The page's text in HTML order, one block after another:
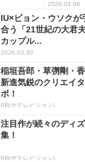
2026.04.06
IU×ビョン・ウソクが
合う「21世紀の大君
カップル...
2026.03.30
稲垣吾郎・草彅剛・
新進気鋭のクリエイ
ボ！
PR(ザテレビジョン)
注目作が続々のディ
集！
PR(ザテレビジョン)